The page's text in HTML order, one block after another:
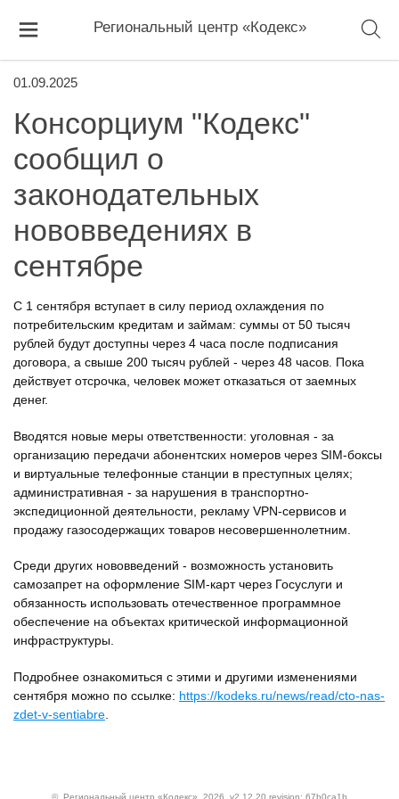
Региональный центр «Кодекс»
01.09.2025
Консорциум "Кодекс"
сообщил о
законодательных
нововведениях в
сентябре
С 1 сентября вступает в силу период охлаждения по
потребительским кредитам и займам: суммы от 50 тысяч
рублей будут доступны через 4 часа после подписания
договора, а свыше 200 тысяч рублей - через 48 часов. Пока
действует отсрочка, человек может отказаться от заемных
денег.
Вводятся новые меры ответственности: уголовная - за
организацию передачи абонентских номеров через SIM-боксы
и виртуальные телефонные станции в преступных целях;
административная - за нарушения в транспортно-
экспедиционной деятельности, рекламу VPN-сервисов и
продажу газосодержащих товаров несовершеннолетним.
Среди других нововведений - возможность установить
самозапрет на оформление SIM-карт через Госуслуги и
обязанность использовать отечественное программное
обеспечение на объектах критической информационной
инфраструктуры.
Подробнее ознакомиться с этими и другими изменениями
сентября можно по ссылке: https://kodeks.ru/news/read/cto-nas-
zdet-v-sentiabre
© Региональный центр «Кодекс» , 2026, v2.12.20 revision: 67b0ca1b